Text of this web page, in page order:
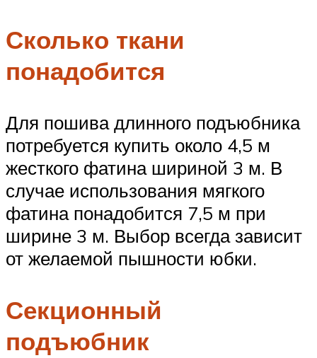
Сколько ткани
понадобится
Для пошива длинного подъюбника
потребуется купить около 4,5 м
жесткого фатина шириной 3 м. В
случае использования мягкого
фатина понадобится 7,5 м при
ширине 3 м. Выбор всегда зависит
от желаемой пышности юбки.
Секционный
подъюбник